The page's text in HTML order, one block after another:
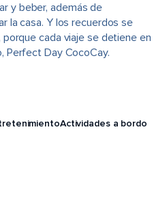
y beber, además de
la casa. Y los recuerdos se
cada viaje se detiene en
Perfect Day CocoCay.
Actividades a bordo